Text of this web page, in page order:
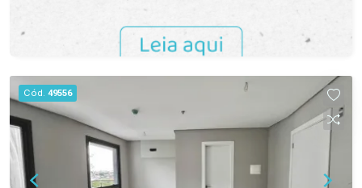
Cód. 49556